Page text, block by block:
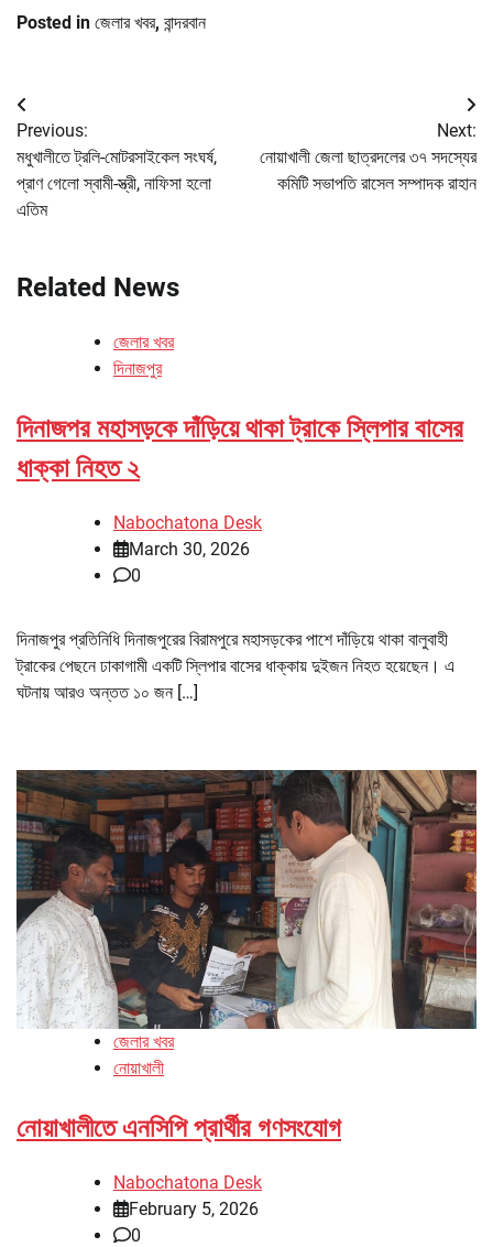
Posted in জেলার খবর, বান্দরবান
Post
navigation
Previous:
মধুখালীতে ট্রলি-মোটরসাইকেল সংঘর্ষ,
প্রাণ গেলো স্বামী-স্ত্রী, নাফিসা হলো
এতিম
Next:
নোয়াখালী জেলা ছাত্রদলের ৩৭ সদস্যের
কমিটি সভাপতি রাসেল সম্পাদক রাহান
Related News
জেলার খবর
দিনাজপুর
দিনাজপর মহাসড়কে দাঁড়িয়ে থাকা ট্রাকে স্লিপার বাসের
ধাক্কা নিহত ২
Nabochatona Desk
March 30, 2026
0
দিনাজপুর প্রতিনিধি দিনাজপুরের বিরামপুরে মহাসড়কের পাশে দাঁড়িয়ে থাকা বালুবাহী
ট্রাকের পেছনে ঢাকাগামী একটি স্লিপার বাসের ধাক্কায় দুইজন নিহত হয়েছেন। এ
ঘটনায় আরও অন্তত ১০ জন […]
জেলার খবর
নোয়াখালী
নোয়াখালীতে এনসিপি প্রার্থীর গণসংযোগ
Nabochatona Desk
February 5, 2026
0